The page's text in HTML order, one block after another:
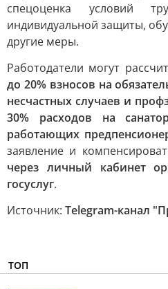
спецоценка условий
индивидуальной защиты,
другие меры.
Работодатели могут
до 20% взносов на
несчастных случаев и
30% расходов на
работающих
заявление и
через личный кабинет
госуслуг.
Источник: Telegram-канал
ТОП